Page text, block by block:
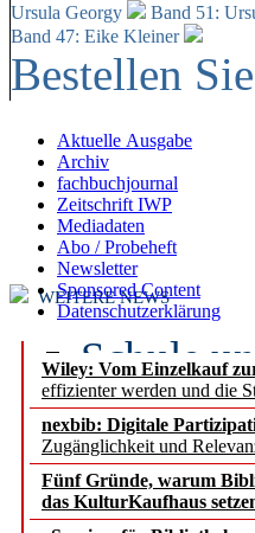
Ursula Georgy
Band 51:
Band 47: Eike Kleiner
Bestellen
Aktuelle Ausgabe
Archiv
fachbuchjournal
Zeitschrift IWP
Mediadaten
Abo / Probeheft
Newsletter
Sponsored Content
Datenschutzerklärung
Wiley: Vom Einzelkauf
effizienter werden und die
nexbib: Digitale
Zugänglichkeit und
Fünf Gründe, warum
das KulturKaufhaus
WEITERE NEWS
Schule
Segment